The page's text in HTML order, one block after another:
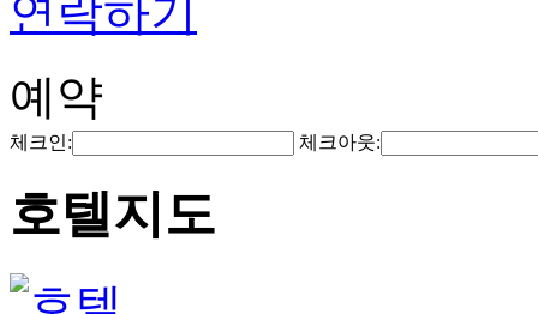
연락하기
예약
체크인: 체크아웃:
호텔지도